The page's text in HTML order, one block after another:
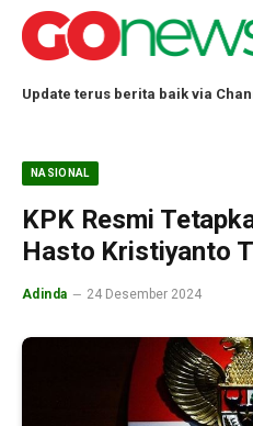
Update terus berita baik via
NASIONAL
KPK Resmi
Hasto Kristiyanto
Adinda 24 Desember 2024